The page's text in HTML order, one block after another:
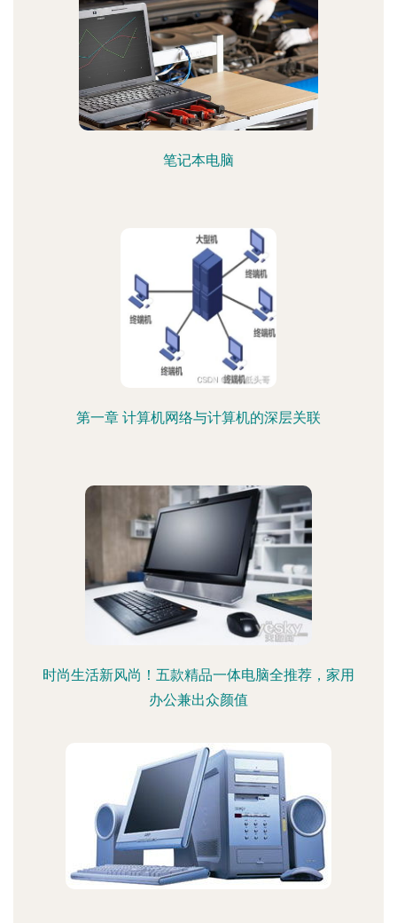
笔记本电脑
第一章 计算机网络与计算机的深层关联
时尚生活新风尚！五款精品一体电脑全推荐，家用
办公兼出众颜值